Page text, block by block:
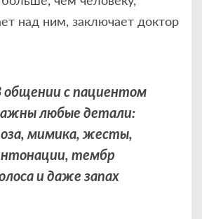
над ним, заключает доктор
общении с пациентом
любые детали:
мимика, жесты,
тембр
и даже запах